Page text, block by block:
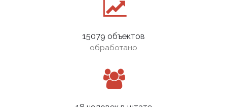
15079 объектов
обработано